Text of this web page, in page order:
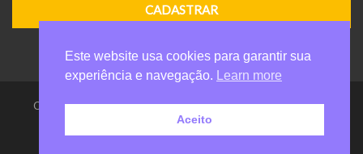
Casa da Criança de Valinhos Anelio Zanuchi - Todos os direitos
reservados
Este website usa cookies para garantir sua
experiência e navegação.
Learn more
Aceito